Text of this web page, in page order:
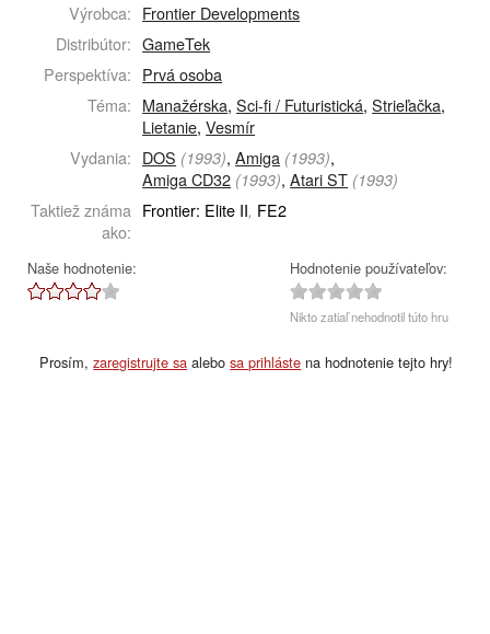
Výrobca: Frontier Developments
Distribútor: GameTek
Perspektíva: Prvá osoba
Téma: Manažérska,Sci-fi / Futuristická,Strieľačka,
Lietanie,Vesmír
Vydania: DOS (1993),Amiga (1993),
Amiga CD32 (1993),Atari ST (1993)
Taktiež známa
ako:
Frontier: Elite II, FE2
Naše hodnotenie: Hodnotenie používateľov:
Nikto zatiaľ nehodnotil túto hru
Prosím,zaregistrujte sa alebosa prihláste na hodnotenie tejto hry!